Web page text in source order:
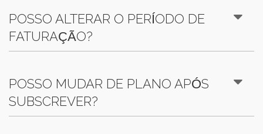
POSSO ALTERAR O PERÍODO DE
FATURAÇÃO?
POSSO MUDAR DE PLANO APÓS
SUBSCREVER?